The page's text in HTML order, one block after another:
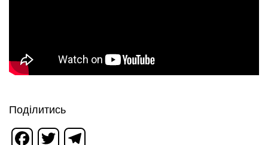
Поділитись
Facebook
Twitter